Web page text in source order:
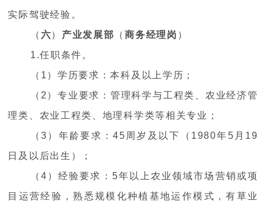
实际驾驶经验。
（ 六） 产业发展部 （商务经理岗 ）
1.任职条件。
（1）学历要求：本科及以上学历；
（2）专业要求：管理科学与工程类、农业经济管
理类、农业工程类、地理科学类等相关专业；
（3）年龄要求：45周岁及以下（1980年5月19
日及以后出生）；
（4）经验要求：5年以上农业领域市场营销或项
目运营经验，熟悉规模化种植基地运作模式，有草业